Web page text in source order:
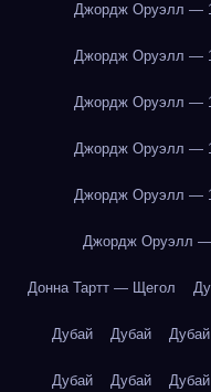
Джордж Оруэлл —
Джордж Оруэлл —
Джордж Оруэлл —
Джордж Оруэлл —
Джордж Оруэлл —
Джордж Оруэлл —
Донна Тартт — Щегол
Дубай Дубай Дубай
Дубай Дубай Дубай